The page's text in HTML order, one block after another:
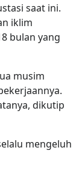
saat ini.
iklim
bulan yang
musim
dikutip
mengeluh